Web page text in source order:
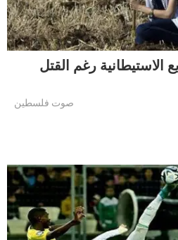
رغم القتل
صوت فلسطين